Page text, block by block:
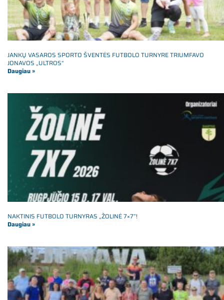
JANKŲ VASAROS SPORTO ŠVENTĖS FUTBOLO TURNYRE TRIUMFAVO
JONAVOS „ULTROS“
Daugiau »
NAKTINIS FUTBOLO TURNYRAS „ŽOLINĖ 7×7”!
Daugiau »